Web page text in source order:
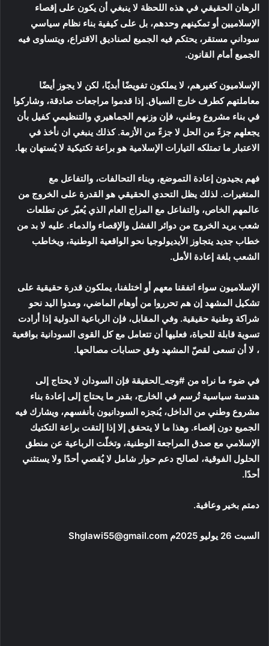
الرهان الحقيقي في هذه اللحظة لا ينبغي أن يكون على إقصاء
الإسلاميين أو تمكينهم وحدهم، بل على كيفية بناء نظام سياسي
سوداني مستقر، يحتكم فيه الجميع لصناديق الاقتراع، ويتساوى فيه
الجميع أمام القانون.
الإسلاميون كغيرهم، لا يملكون تفويضًا أبديًا، لكن لا يجوز أيضًا
معاملتهم كطرف خارج السياق. إذا قدموا مراجعات صادقة، وشاركوا
في بناء مشروع وطني، فإن وزنهم الجماهيري والتنظيمي كفيل بأن
يجعلهم جزءً من الحل لا جزءً من الأزمة. كذلك ينبغي ان نأخذ في
الاعتبار ما تمتلكه التيارات الإسلامية هو براعة تكتيكية لا يُستهان بها.
فهم يجيدون إعادة التموضع، وبناء التحالفات، والتفاعل مع
المتغيرات. لذلك يظل التحدي الحقيقي هو القدرة على الخروج من
عالمهم الخاص، والتفاعل مع المزاج العام الذي يُعبّر عن تطلعات
شعب يريد الخروج من دوائر الفشل والإقصاء والدماء. عليه لا بد من
خطاب جديد يتجاوز الأيديولوجيا نحو الواقعية الوطنية، ويخاطب
الشعب بلغة إعادة الأمل.
الإسلاميون سواء اتفقنا معهم أو اختلفنا، يملكون قدرة حقيقية على
تشكيل المشهد إن هم تحرروا من أوهام الماضي، ومدوا اليد نحو
شراكة وطنية حقيقية. وفي المقابل، فإن الرباعية الدولية إذا أرادت
تسوية قابلة للحياة، فعليها أن تتعامل مع كل القوى السودانية بواقعية
، لا أن تسعى لقصّ المشهد وفق حسابات مصالحها.
في ضوء ما نراه من #وجه_الحقيقة فإن السودان لا يحتاج إلى
هندسة سياسية تُرسم في الخارج، بقدر ما يحتاج إلى إعادة بناء
مشروع وطني من الداخل، يُنجزه السودانيون بأنفسهم، ويشارك فيه
الجميع دون إقصاء. وهذا ما لا يتحقق إلا إذا إلتقت براعة التكتيك
الإسلامي مع صدق المراجعة الوطنية، وتخلّت الرباعية عن منطق
الحلول الفوقية، لصالح دعم حوار شامل لا يُقصي أحدًا ولا يستثني
أحدًا.
دمتم بخير وعافية.
السبت 26 يوليو 2025م Shglawi55@gmail.com